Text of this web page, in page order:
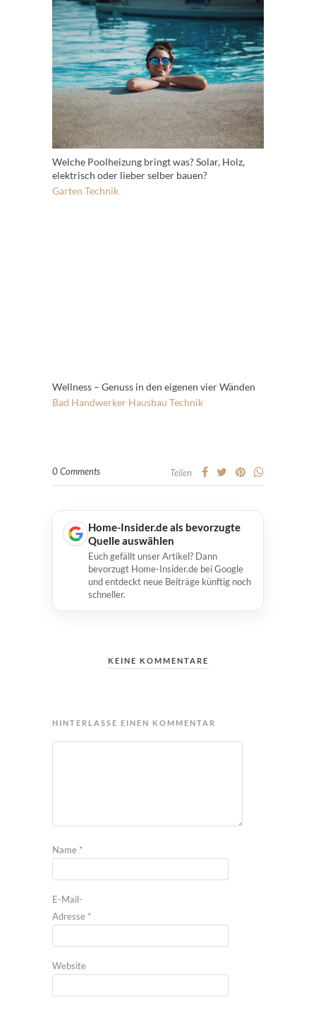
Welche Poolheizung bringt was? Solar, Holz,
elektrisch oder lieber selber bauen?
Garten Technik
Wellness – Genuss in den eigenen vier Wänden
Bad Handwerker Hausbau Technik
0 Comments Teilen
Home-Insider.de als bevorzugte
Quelle auswählen
Euch gefällt unser Artikel? Dann
bevorzugt Home-Insider.de bei Google
und entdeckt neue Beiträge künftig noch
schneller.
KEINE KOMMENTARE
HINTERLASSE EINEN KOMMENTAR
Name *
E-Mail-
Adresse *
Website